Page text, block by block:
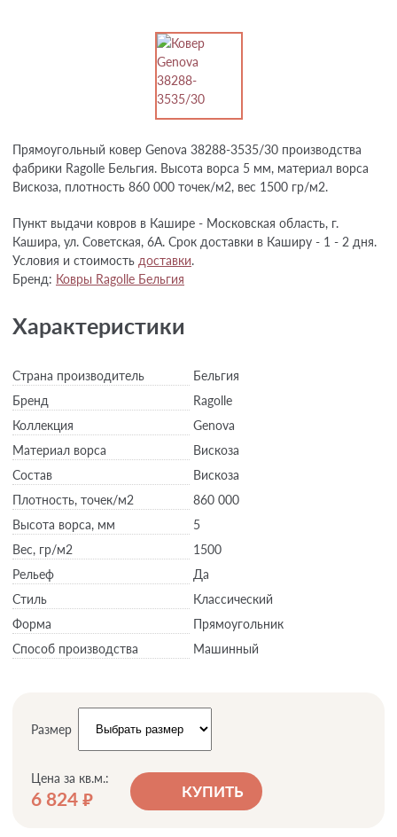
Прямоугольный ковер Genova 38288-3535/30 производства
фабрики Ragolle Бельгия. Высота ворса 5 мм, материал ворса
Вискоза, плотность 860 000 точек/м2, вес 1500 гр/м2.
Пункт выдачи ковров в Кашире - Московская область, г.
Кашира, ул. Советская, 6А. Срок доставки в Каширу - 1 - 2 дня.
Условия и стоимость доставки.
Бренд: Ковры Ragolle Бельгия
Характеристики
Страна производитель
Бельгия
Бренд
Ragolle
Коллекция
Genova
Материал ворса
Вискоза
Состав
Вискоза
Плотность, точек/м2
860 000
Высота ворса, мм
5
Вес, гр/м2
1500
Рельеф
Да
Стиль
Классический
Форма
Прямоугольник
Способ производства
Машинный
Размер
Цена за кв.м.:
6 824 руб. КУПИТЬ